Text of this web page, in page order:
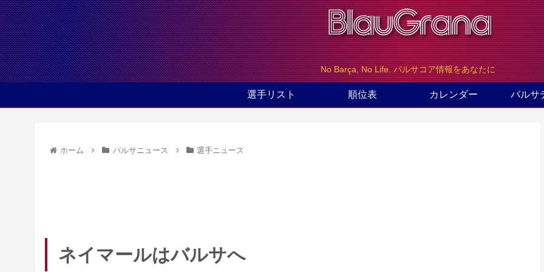
No Barça, No Life. バルサコア情報をあなたに
選手リスト 順位表 カレンダー バルサ
ホーム バルサニュース 選手ニュース
ネイマールはバルサへ